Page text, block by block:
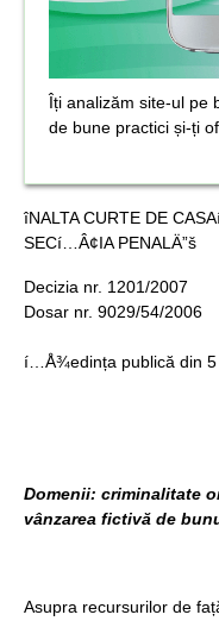
Îți analizăm site-ul pe
de bune practici și-ți
îNALTA CURTE DE
SECí…Â¢IA PENALÄ”š
Decizia nr. 1201/2007
Dosar nr. 9029/54/2006
í…Å¾edința publică din 5
Domenii: criminalitate
vânzarea fictivă de
Asupra recursurilor de